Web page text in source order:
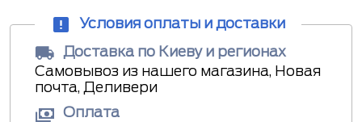
Условия оплаты и доставки
Доставка по Киеву и регионах
Самовывоз из нашего магазина, Новая
почта, Деливери
Оплата